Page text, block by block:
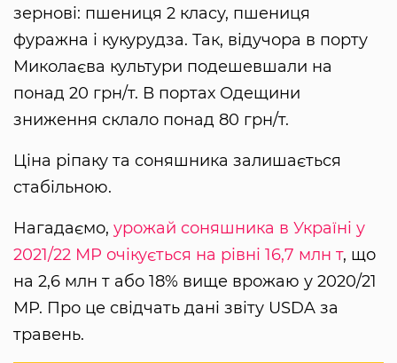
зернові: пшениця 2 класу, пшениця
фуражна і кукурудза. Так, відучора в порту
Миколаєва культури подешевшали на
понад 20 грн/т. В портах Одещини
зниження склало понад 80 грн/т.
Ціна ріпаку та соняшника залишається
стабільною.
Нагадаємо, урожай соняшника в Україні у
2021/22 МР очікується на рівні 16,7 млн ​​т, що
на 2,6 млн т або 18% вище врожаю у 2020/21
МР. Про це свідчать дані звіту USDA за
травень.